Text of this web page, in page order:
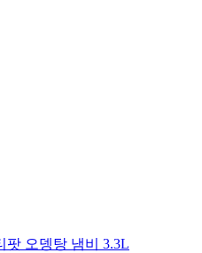
팟 오뎅탕 냄비 3.3L